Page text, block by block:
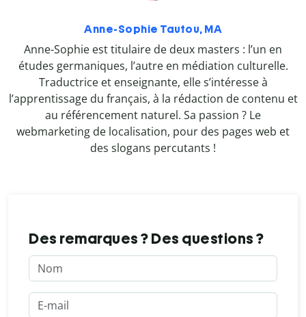
Anne-Sophie Tautou, MA
Anne-Sophie est titulaire de deux masters : l’un en
études germaniques, l’autre en médiation culturelle.
Traductrice et enseignante, elle s’intéresse à
l’apprentissage du français, à la rédaction de contenu et
au référencement naturel. Sa passion ? Le
webmarketing de localisation, pour des pages web et
des slogans percutants !
Des remarques ? Des questions ?